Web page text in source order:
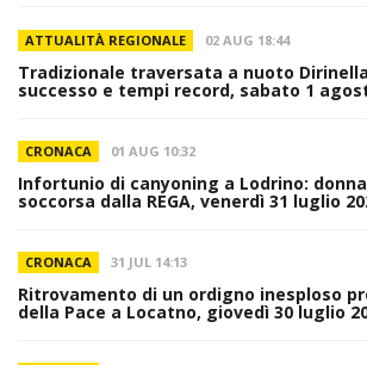
ATTUALITÀ REGIONALE 02 AUG 18:44
Tradizionale traversata a nuoto
successo e tempi record, sabato 1
CRONACA 01 AUG 10:32
Infortunio di canyoning a Lodrino:
soccorsa dalla REGA, venerdì 31 luglio
CRONACA 31 JUL 14:13
Ritrovamento di un ordigno inesploso
della Pace a Locatno, giovedì 30 luglio